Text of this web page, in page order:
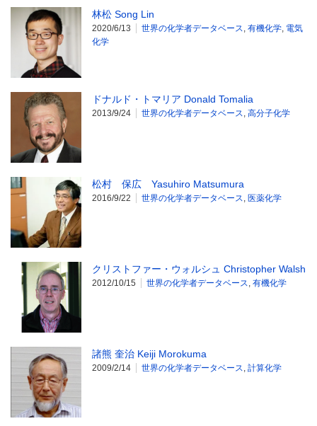
林松 Song Lin
2020/6/13 世界の化学者データベース, 有機化学, 電気
化学
ドナルド・トマリア Donald Tomalia
2013/9/24 世界の化学者データベース, 高分子化学
松村 保広 Yasuhiro Matsumura
2016/9/22 世界の化学者データベース, 医薬化学
クリストファー・ウォルシュ Christopher Walsh
2012/10/15 世界の化学者データベース, 有機化学
諸熊 奎治 Keiji Morokuma
2009/2/14 世界の化学者データベース, 計算化学